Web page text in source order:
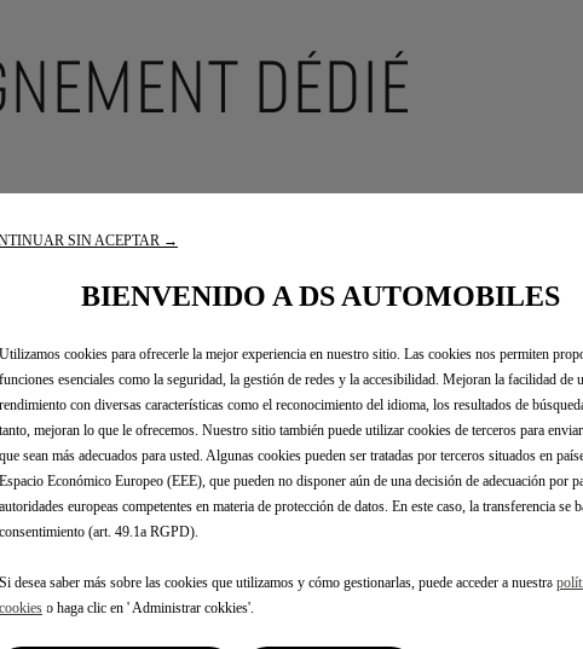
DÉDIÉ
Localisez
SIN ACEPTAR →
BIENVENIDO A DS AUTOMOBILES
Utilizamos cookies para ofrecerle la mejor experiencia en nuestro sitio. Las cookies nos permiten
funciones esenciales como la seguridad, la gestión de redes y la accesibilidad. Mejoran la facilidad de
rendimiento con diversas características como el reconocimiento del idioma, los resultados de
tanto, mejoran lo que le ofrecemos. Nuestro sitio también puede utilizar cookies de terceros para
que sean más adecuados para usted. Algunas cookies pueden ser tratadas por terceros situados en
Espacio Económico Europeo (EEE), que pueden no disponer aún de una decisión de adecuación por
autoridades europeas competentes en materia de protección de datos. En este caso, la transferencia se
consentimiento (art. 49.1a RGPD).
Si desea saber más sobre las cookies que utilizamos y cómo gestionarlas, puede acceder a nuestra
cookies o haga clic en ' Administrar cokkies'.